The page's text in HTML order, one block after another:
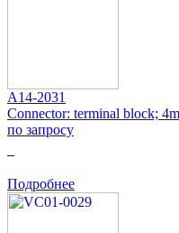
A14-2031
Connector: terminal block;
по запросу
Подробнее